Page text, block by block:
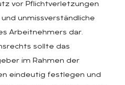
vor Pflichtverletzungen
unmissverständliche
Arbeitnehmers dar.
sollte das
im Rahmen der
eindeutig festlegen und